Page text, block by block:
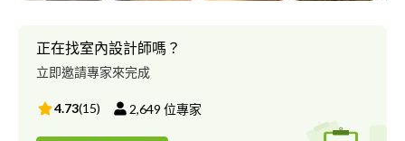
正在找室內設計師嗎？
立即邀請專家來完成
4.73(15) 2,649 位專家